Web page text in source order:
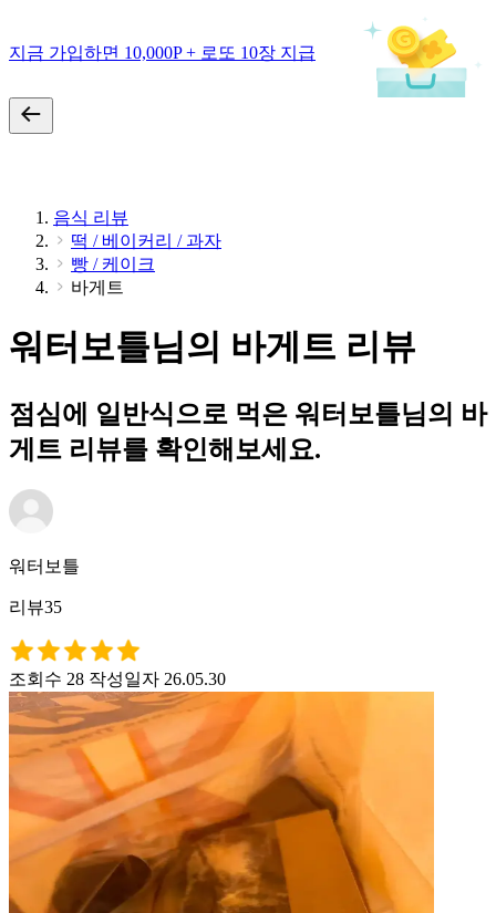
지금 가입하면 10,000P + 로또 10장 지급
음식 리뷰
떡 / 베이커리 / 과자
빵 / 케이크
바게트
워터보틀님의 바게트 리뷰
점심에 일반식으로 먹은 워터보틀님의 바
게트 리뷰를 확인해보세요.
워터보틀
리뷰35
조회수 28 작성일자 26.05.30